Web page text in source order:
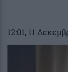
12:01, 11